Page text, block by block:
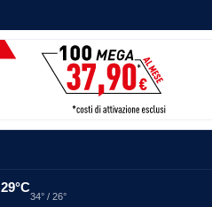
29°C
34° / 26°